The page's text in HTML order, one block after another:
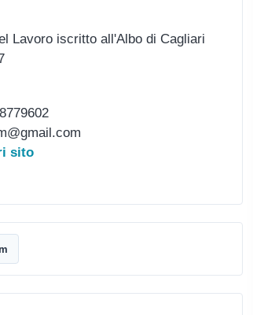
Lavoro iscritto all'Albo di Cagliari
sito